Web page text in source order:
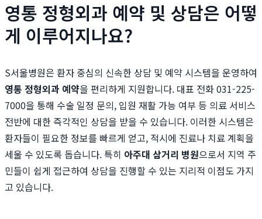
영통 정형외과 예약 및 상담은 어떻
게 이루어지나요?
S서울병원은 환자 중심의 신속한 상담 및 예약 시스템을 운영하여
영통 정형외과 예약을 편리하게 지원합니다. 대표 전화 031-225-
7000을 통해 수술 일정 문의, 입원 재활 가능 여부 등 의료 서비스
전반에 대한 즉각적인 상담을 받을 수 있습니다. 이러한 시스템은
환자들이 필요한 정보를 빠르게 얻고, 적시에 진료나 치료 계획을
세울 수 있도록 돕습니다. 특히 아주대 삼거리 병원으로서 지역 주
민들이 쉽게 접근하여 상담을 진행할 수 있는 지리적 이점도 가지
고 있습니다.